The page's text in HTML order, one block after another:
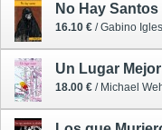
No Hay Santos
16.10 € / Gabino
Un Lugar Mejor
18.00 € / Michael